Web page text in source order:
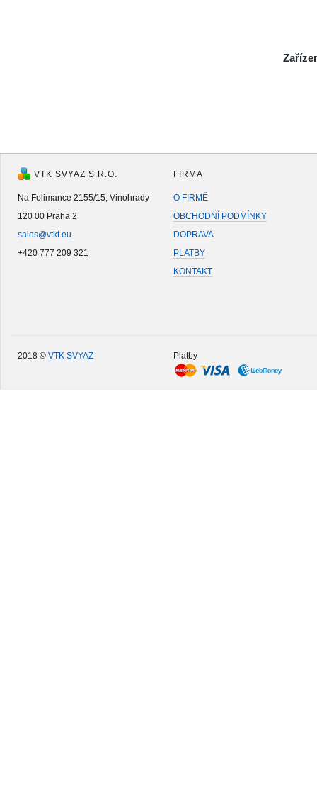
VTK SVYAZ S.R.O.
Na Folimance 2155/15, Vinohrady
120 00 Praha 2
sales@vtkt.eu
+420 777 209 321
FIRMA
O FIRMĚ
OBCHODNÍ PODMÍNKY
DOPRAVA
PLATBY
KONTAKT
2018 © VTK SVYAZ Platby